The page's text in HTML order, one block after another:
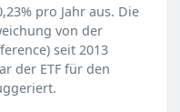
pro Jahr aus. Die
von der
seit 2013
der ETF für den